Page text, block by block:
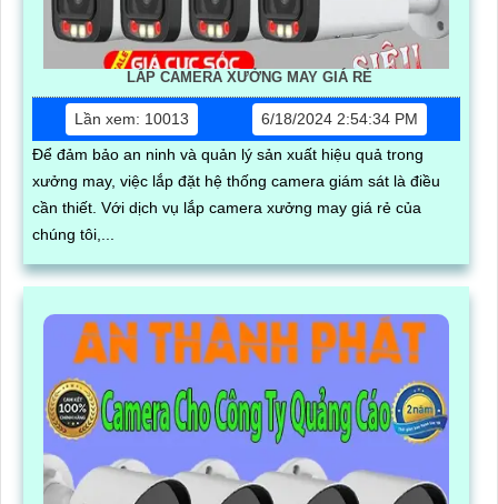
LẮP CAMERA XƯỞNG MAY GIÁ RẺ
Lần xem: 10013
6/18/2024 2:54:34 PM
Để đảm bảo an ninh và quản lý sản xuất hiệu quả trong
xưởng may, việc lắp đặt hệ thống camera giám sát là điều
cần thiết. Với dịch vụ lắp camera xưởng may giá rẻ của
chúng tôi,...